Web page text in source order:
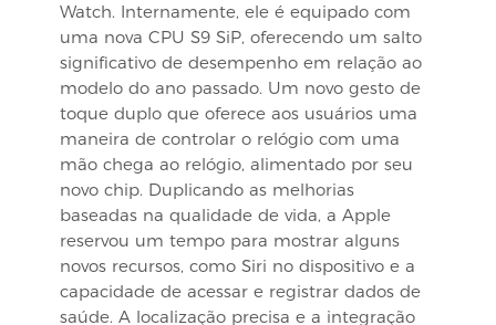
Watch. Internamente, ele é equipado com
uma nova CPU S9 SiP, oferecendo um salto
significativo de desempenho em relação ao
modelo do ano passado. Um novo gesto de
toque duplo que oferece aos usuários uma
maneira de controlar o relógio com uma
mão chega ao relógio, alimentado por seu
novo chip. Duplicando as melhorias
baseadas na qualidade de vida, a Apple
reservou um tempo para mostrar alguns
novos recursos, como Siri no dispositivo e a
capacidade de acessar e registrar dados de
saúde. A localização precisa e a integração